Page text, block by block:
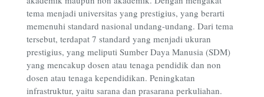
tema menjadi universitas yang prestigius, yang berarti
memenuhi standard nasional undang-undang. Dari tema
tersebut, terdapat 7 standard yang menjadi ukuran
prestigius, yang meliputi Sumber Daya Manusia (SDM)
yang mencakup dosen atau tenaga pendidik dan non
dosen atau tenaga kependidikan. Peningkatan
infrastruktur, yaitu sarana dan prasarana perkuliahan.